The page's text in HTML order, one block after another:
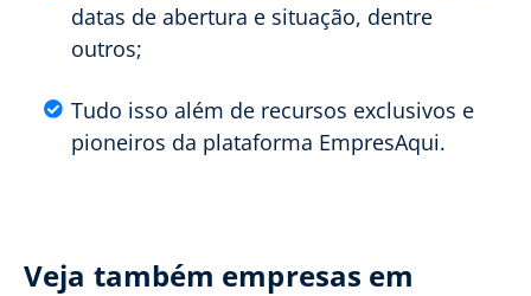
datas de abertura e situação, dentre
outros;
Tudo isso além de recursos exclusivos e
pioneiros da plataforma EmpresAqui.
Veja também empresas em